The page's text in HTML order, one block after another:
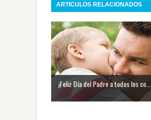
ARTICULOS RELACIONADOS
¡Feliz Día del Padre a todos los co...